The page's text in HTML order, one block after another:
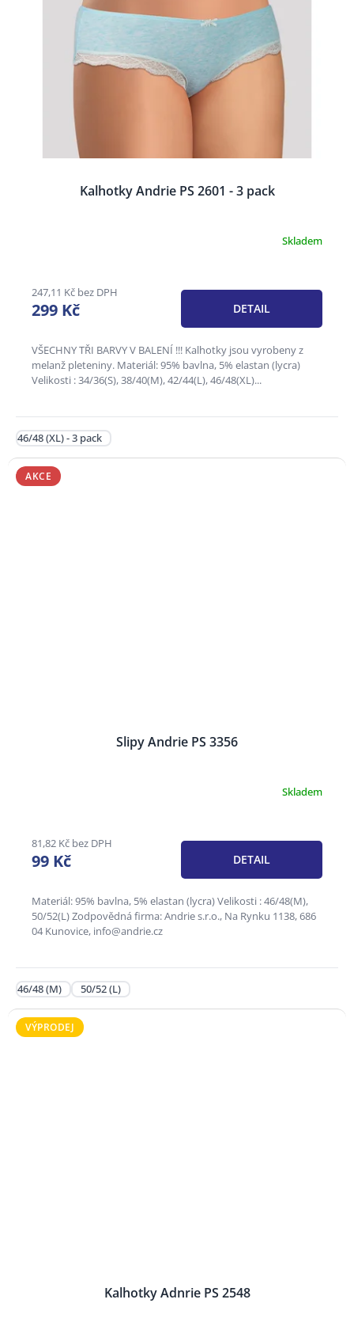
Kalhotky Andrie PS 2601 - 3 pack
Skladem
247,11 Kč bez DPH
299 Kč DETAIL
VŠECHNY TŘI BARVY V BALENÍ !!! Kalhotky jsou vyrobeny z
melanž pleteniny. Materiál: 95% bavlna, 5% elastan (lycra)
Velikosti : 34/36(S), 38/40(M), 42/44(L), 46/48(XL)...
46/48 (XL) - 3 pack
AKCE
Slipy Andrie PS 3356
Skladem
81,82 Kč bez DPH
99 Kč DETAIL
Materiál: 95% bavlna, 5% elastan (lycra) Velikosti : 46/48(M),
50/52(L) Zodpovědná firma: Andrie s.r.o., Na Rynku 1138, 686
04 Kunovice, info@andrie.cz
46/48 (M) 50/52 (L)
VÝPRODEJ
Kalhotky Adnrie PS 2548